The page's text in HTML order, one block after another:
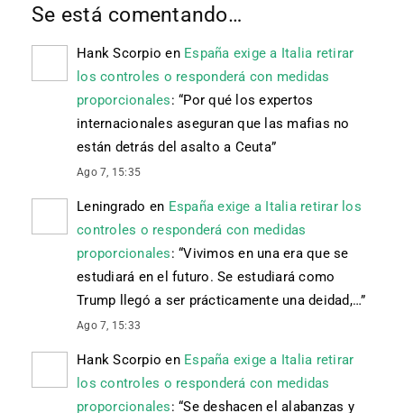
Se está comentando…
Hank Scorpio en España exige a Italia retirar
los controles o responderá con medidas
proporcionales: “Por qué los expertos
internacionales aseguran que las mafias no
están detrás del asalto a Ceuta”
Ago 7, 15:35
Leningrado en España exige a Italia retirar los
controles o responderá con medidas
proporcionales: “Vivimos en una era que se
estudiará en el futuro. Se estudiará como
Trump llegó a ser prácticamente una deidad,…”
Ago 7, 15:33
Hank Scorpio en España exige a Italia retirar
los controles o responderá con medidas
proporcionales: “Se deshacen el alabanzas y